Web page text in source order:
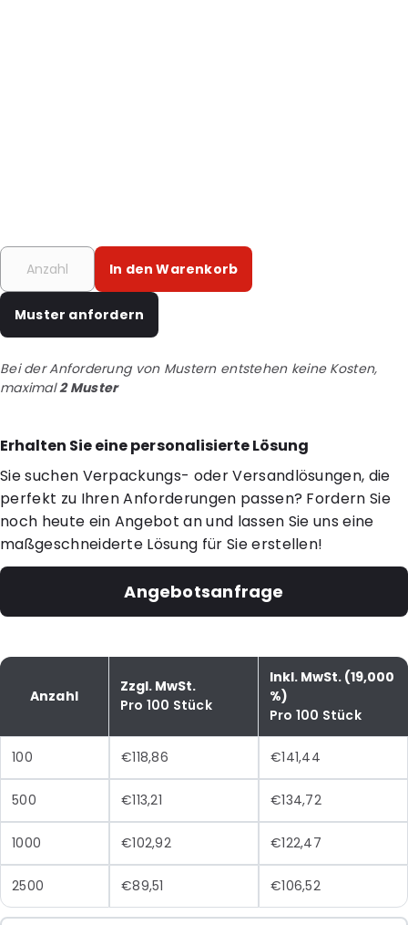
In den Warenkorb
Muster anfordern
Bei der Anforderung von Mustern entstehen keine Kosten,
maximal2 Muster
Erhalten Sie eine personalisierte Lösung
Sie suchen Verpackungs- oder Versandlösungen, die
perfekt zu Ihren Anforderungen passen? Fordern Sie
noch heute ein Angebot an und lassen Sie uns eine
maßgeschneiderte Lösung für Sie erstellen!
Angebotsanfrage
Anzahl
Zzgl. MwSt.
Pro 100 Stück
Inkl. MwSt. (19,000
%)
Pro 100 Stück
100 €118,86 €141,44
500 €113,21 €134,72
1000 €102,92 €122,47
2500 €89,51 €106,52